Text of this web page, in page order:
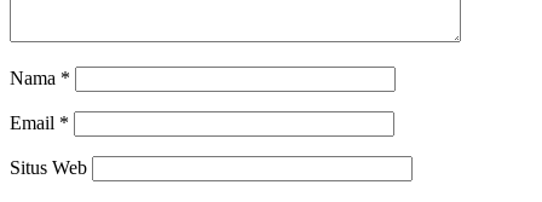
Nama *
Email *
Situs Web